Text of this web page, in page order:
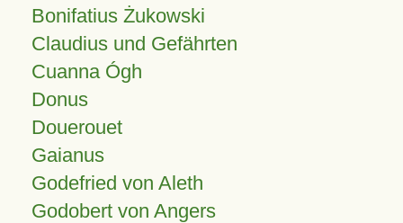
Bonifatius Żukowski
Claudius und Gefährten
Cuanna Ógh
Donus
Douerouet
Gaianus
Godefried von Aleth
Godobert von Angers